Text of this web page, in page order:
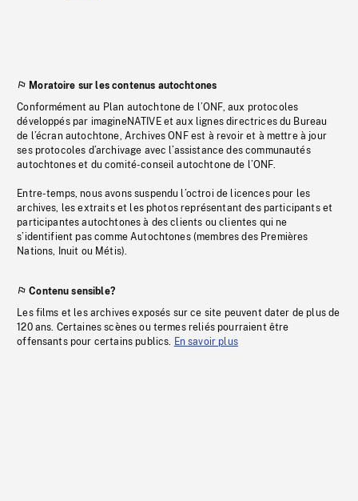
Moratoire sur les contenus autochtones
Conformément au Plan autochtone de l’ONF, aux protocoles
développés par imagineNATIVE et aux lignes directrices du Bureau
de l’écran autochtone, Archives ONF est à revoir et à mettre à jour
ses protocoles d’archivage avec l’assistance des communautés
autochtones et du comité-conseil autochtone de l’ONF.
Entre-temps, nous avons suspendu l’octroi de licences pour les
archives, les extraits et les photos représentant des participants et
participantes autochtones à des clients ou clientes qui ne
s’identifient pas comme Autochtones (membres des Premières
Nations, Inuit ou Métis).
Contenu sensible?
Les films et les archives exposés sur ce site peuvent dater de plus de
120 ans. Certaines scènes ou termes reliés pourraient être
offensants pour certains publics. En savoir plus